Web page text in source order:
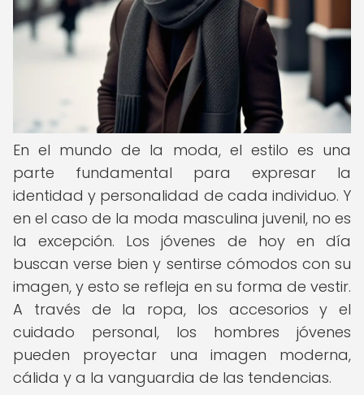
En el mundo de la moda, el estilo es una
parte fundamental para expresar la
identidad y personalidad de cada individuo. Y
en el caso de la moda masculina juvenil, no es
la excepción. Los jóvenes de hoy en día
buscan verse bien y sentirse cómodos con su
imagen, y esto se refleja en su forma de vestir.
A través de la ropa, los accesorios y el
cuidado personal, los hombres jóvenes
pueden proyectar una imagen moderna,
cálida y a la vanguardia de las tendencias.